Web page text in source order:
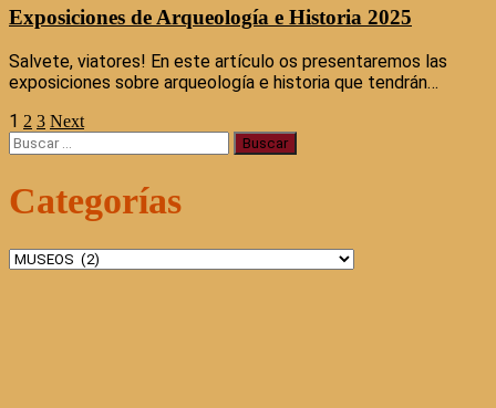
Exposiciones de Arqueología e Historia 2025
Salvete, viatores! En este artículo os presentaremos las
exposiciones sobre arqueología e historia que tendrán…
Paginación
de
entradas
1 2 3 Next
Buscar:
Categorías
Categorías